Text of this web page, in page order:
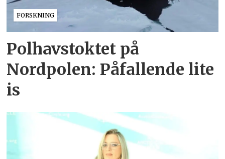
FORSKNING
Polhavstoktet på
Nordpolen: Påfallende lite
is